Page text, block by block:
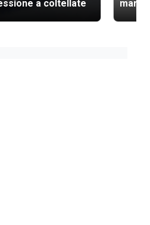
a coltellate
mare